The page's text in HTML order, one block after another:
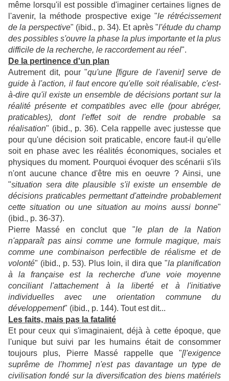
même lorsqu'il est possible d'imaginer certaines lignes de
l'avenir, la méthode prospective exige "le rétrécissement
de la perspective" (ibid., p. 34). Et après "l'étude du champ
des possibles s'ouvre la phase la plus importante et la plus
difficile de la recherche, le raccordement au réel".
De la pertinence d'un plan
Autrement dit, pour "qu'une [figure de l'avenir] serve de
guide à l'action, il faut encore qu'elle soit réalisable, c'est-
à-dire qu'il existe un ensemble de décisions portant sur la
réalité présente et compatibles avec elle (pour abréger,
praticables), dont l'effet soit de rendre probable sa
réalisation" (ibid., p. 36). Cela rappelle avec justesse que
pour qu'une décision soit praticable, encore faut-il qu'elle
soit en phase avec les réalités économiques, sociales et
physiques du moment. Pourquoi évoquer des scénarii s'ils
n'ont aucune chance d'être mis en oeuvre ? Ainsi, une
"situation sera dite plausible s'il existe un ensemble de
décisions praticables permettant d'atteindre probablement
cette situation ou une situation au moins aussi bonne"
(ibid., p. 36-37).
Pierre Massé en conclut que "le plan de la Nation
n'apparaît pas ainsi comme une formule magique, mais
comme une combinaison perfectible de réalisme et de
volonté" (ibid., p. 53). Plus loin, il dira que "la planification
à la française est la recherche d'une voie moyenne
conciliant l'attachement à la liberté et à l'initiative
individuelles avec une orientation commune du
développement" (ibid., p. 144). Tout est dit...
Les faits, mais pas la fatalité
Et pour ceux qui s'imaginaient, déjà à cette époque, que
l'unique but suivi par les humains était de consommer
toujours plus, Pierre Massé rappelle que "[l'exigence
suprême de l'homme] n'est pas davantage un type de
civilisation fondé sur la diversification des biens matériels